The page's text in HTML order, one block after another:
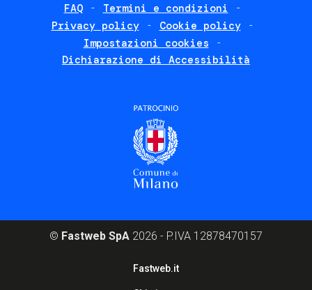
FAQ
Termini e condizioni
Privacy policy
Cookie policy
Impostazioni cookies
Dichiarazione di Accessibilità
© Fastweb SpA 2026 - P.IVA 12878470157
Fastweb.it